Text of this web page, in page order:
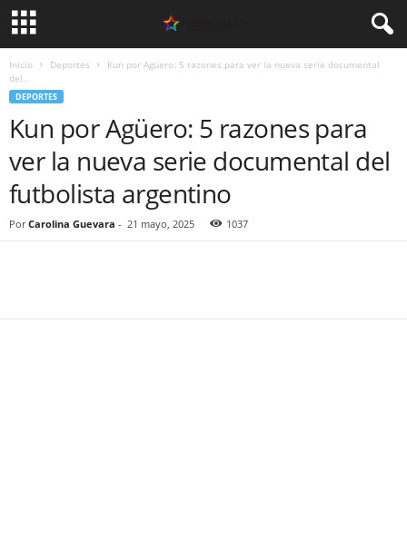
Inicio Deportes
Kun por Agüero: 5 razones para ver la nueva serie documental
del...
DEPORTES
Kun por Agüero: 5 razones para
ver la nueva serie documental del
futbolista argentino
Por Carolina Guevara - 21 mayo, 2025 1037